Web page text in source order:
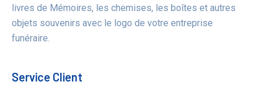
livres de Mémoires, les chemises, les boîtes et autres
objets souvenirs avec le logo de votre entreprise
funéraire.
Service Client